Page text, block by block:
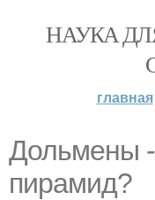
НАУКА
главная
Дольмены
пирамид?